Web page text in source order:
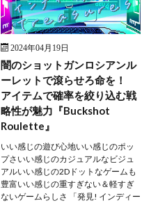
2024年04月19日
闇のショットガンロシアンル
ーレットで滾らせろ命を！
アイテムで確率を絞り込む戦
略性が魅力『Buckshot
Roulette』
いい感じの遊び心地いい感じのポッ
プさいい感じのカジュアルなビジュ
アルいい感じの2Dドットなゲームも
豊富いい感じの重すぎない＆軽すぎ
ないゲームらしさ 「発見! インディー